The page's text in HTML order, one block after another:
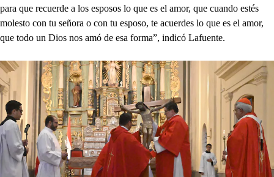
para que recuerde a los esposos lo que es el amor, que cuando estés
molesto con tu señora o con tu esposo, te acuerdes lo que es el amor,
que todo un Dios nos amó de esa forma”, indicó Lafuente.